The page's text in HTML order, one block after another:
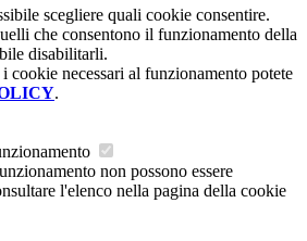
scegliere quali cookie consentire.
che consentono il funzionamento della
disabilitarli.
cookie necessari al funzionamento potete
.
non possono essere
l'elenco nella pagina della cookie